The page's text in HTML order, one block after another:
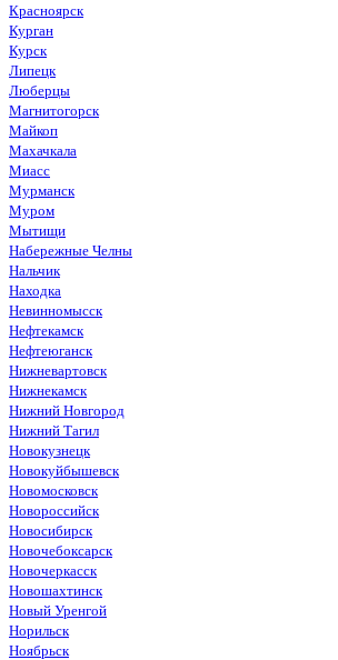
Красноярск
Курган
Курск
Липецк
Люберцы
Магнитогорск
Майкоп
Махачкала
Миасс
Мурманск
Муром
Мытищи
Набережные Челны
Нальчик
Находка
Невинномысск
Нефтекамск
Нефтеюганск
Нижневартовск
Нижнекамск
Нижний Новгород
Нижний Тагил
Новокузнецк
Новокуйбышевск
Новомосковск
Новороссийск
Новосибирск
Новочебоксарск
Новочеркасск
Новошахтинск
Новый Уренгой
Норильск
Ноябрьск